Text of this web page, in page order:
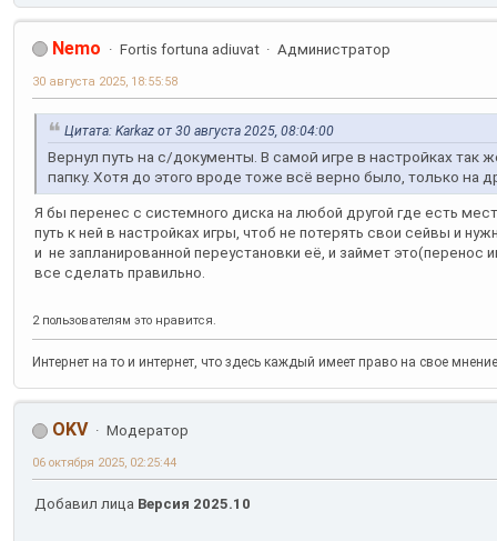
Nemo Fortis fortuna adiuvat Администратор
30 августа 2025, 18:55:58
Цитата: Karkaz от 30 августа 2025, 08:04:00
Вернул путь на с/документы. В самой игре в настройках так
папку. Хотя до этого вроде тоже всё верно было, только на
Я бы перенес с системного диска на любой другой где есть
путь к ней в настройках игры, чтоб не потерять свои сейвы и
и не запланированной переустановки её, и займет это(перенос
все сделать правильно.
2 пользователям это нравится.
Интернет на то и интернет, что здесь каждый имеет право на свое
OKV Модератор
06 октября 2025, 02:25:44
Добавил лица Версия 2025.10